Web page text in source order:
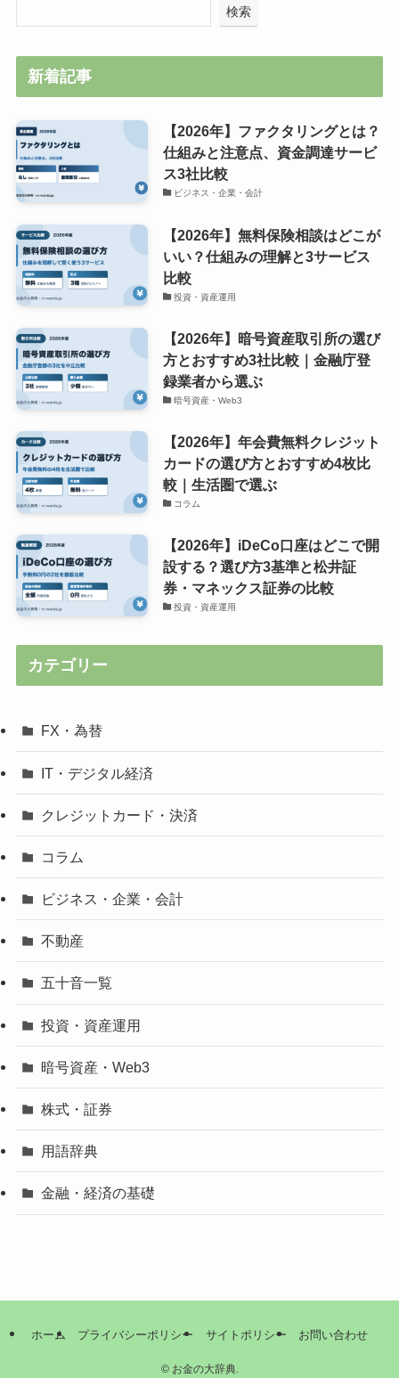
検索
新着記事
【2026年】ファクタリングとは？
仕組みと注意点、資金調達サービ
ス3社比較
ビジネス・企業・会計
【2026年】無料保険相談はどこが
いい？仕組みの理解と3サービス
比較
投資・資産運用
【2026年】暗号資産取引所の選び
方とおすすめ3社比較｜金融庁登
録業者から選ぶ
暗号資産・Web3
【2026年】年会費無料クレジット
カードの選び方とおすすめ4枚比
較｜生活圏で選ぶ
コラム
【2026年】iDeCo口座はどこで開
設する？選び方3基準と松井証
券・マネックス証券の比較
投資・資産運用
カテゴリー
FX・為替
IT・デジタル経済
クレジットカード・決済
コラム
ビジネス・企業・会計
不動産
五十音一覧
投資・資産運用
暗号資産・Web3
株式・証券
用語辞典
金融・経済の基礎
ホーム プライバシーポリシー サイトポリシー お問い合わせ
©お金の大辞典.